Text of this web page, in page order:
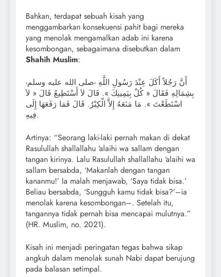
Bahkan, terdapat sebuah kisah yang
menggambarkan konsekuensi pahit bagi mereka
yang menolak mengamalkan adab ini karena
kesombongan, sebagaimana disebutkan dalam
Shahih Muslim:
أَنَّ رَجُلاً أَكَلَ عِنْدَ رَسُولِ اللَّهِ -صلى الله عليه وسلم-
بِشِمَالِهِ فَقَالَ « كُلْ بِيَمِينِكَ ». قَالَ لاَ أَسْتَطِيعُ قَالَ « لاَ
اسْتَطَعْتَ ». مَا مَنَعَهُ إِلاَّ الْكِبْرُ. قَالَ فَمَا رَفَعَهَا إِلَى
فِيهِ.
Artinya: “Seorang laki-laki pernah makan di dekat
Rasulullah shallallahu ‘alaihi wa sallam dengan
tangan kirinya. Lalu Rasulullah shallallahu ‘alaihi wa
sallam bersabda, ‘Makanlah dengan tangan
kananmu!’ Ia malah menjawab, ‘Saya tidak bisa.’
Beliau bersabda, ‘Sungguh kamu tidak bisa?’–ia
menolak karena kesombongan–. Setelah itu,
tangannya tidak pernah bisa mencapai mulutnya.”
(HR. Muslim, no. 2021).
Kisah ini menjadi peringatan tegas bahwa sikap
angkuh dalam menolak sunah Nabi dapat berujung
pada balasan setimpal.